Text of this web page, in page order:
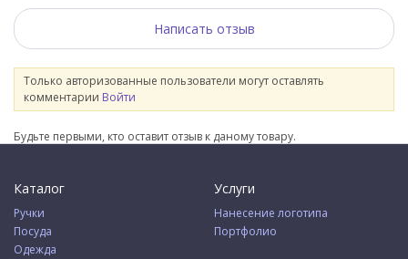
Написать отзыв
Только авторизованные пользователи могут оставлять
комментарии Войти
Будьте первыми, кто оставит отзыв к даному товару.
Каталог
Ручки
Посуда
Одежда
Услуги
Нанесение логотипа
Портфолио